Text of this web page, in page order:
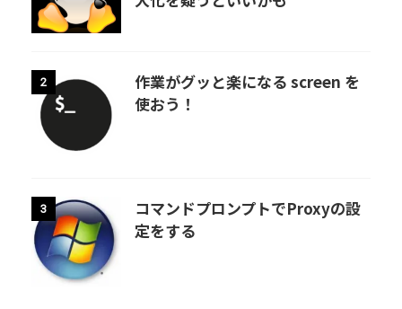
2
作業がグッと楽になる screen を
使おう！
3
コマンドプロンプトでProxyの設
定をする